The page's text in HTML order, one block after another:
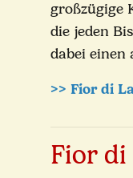
großzügige
die jeden
dabei einen
>> Fior di
Fior di